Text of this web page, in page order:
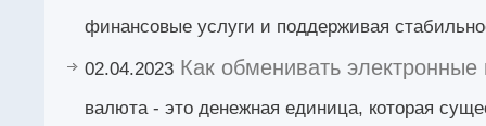
финансовые услуги и поддерживая
02.04.2023 Как обменивать
валюта - это денежная единица, которая